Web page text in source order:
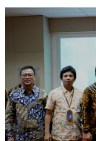
yang diwakili oleh
Direksi, serta
sebagai
kerja strategis ke
(PLTMG) Baloi
merupakan salah
kawasan Batam
keandalan serta
mendukung